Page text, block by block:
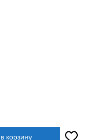
корзину